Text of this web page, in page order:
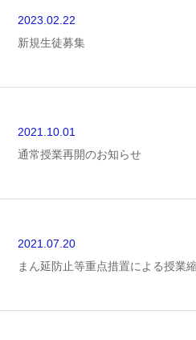
2023.02.22
新規生徒募集
2021.10.01
通常授業再開のお知らせ
2021.07.20
まん延防止等重点措置による授業